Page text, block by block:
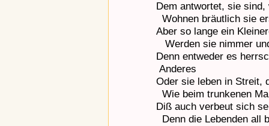
Dem antwortet, sie
Wohnen bräutlich sie
Aber so lange ein
Werden sie nimmer
Denn entweder es
Anderes
Oder sie leben in Streit,
Wie beim trunkenen
Diß auch verbeut sich
Denn die Lebenden all